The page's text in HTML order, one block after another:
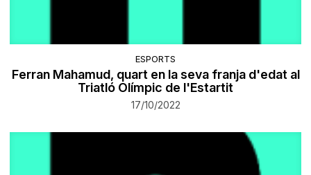
ESPORTS
Ferran Mahamud, quart en la seva franja d'edat al
Triatló Olímpic de l'Estartit
17/10/2022